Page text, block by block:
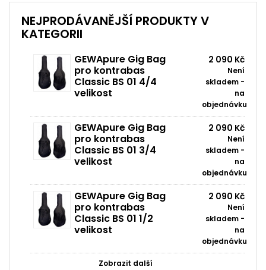
NEJPRODÁVANĚJŠÍ PRODUKTY V
KATEGORII
GEWApure Gig Bag
pro kontrabas
Classic BS 01 4/4
velikost
2 090 Kč
Není
skladem -
na
objednávku
GEWApure Gig Bag
pro kontrabas
Classic BS 01 3/4
velikost
2 090 Kč
Není
skladem -
na
objednávku
GEWApure Gig Bag
pro kontrabas
Classic BS 01 1/2
velikost
2 090 Kč
Není
skladem -
na
objednávku
Zobrazit další